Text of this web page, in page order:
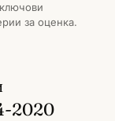
за оценка.
2020